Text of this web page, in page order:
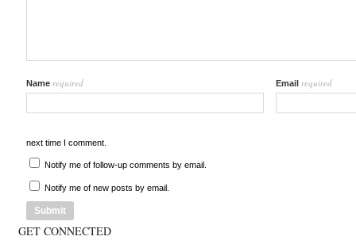
Name required Email required
next time I comment.
Notify me of follow-up comments by email.
Notify me of new posts by email.
GET CONNECTED